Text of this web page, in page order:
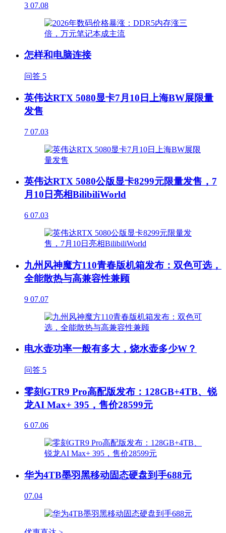
3 07.08
怎样和电脑连接
问答 5
英伟达RTX 5080显卡7月10日上海BW展限量
发售
7 07.03
英伟达RTX 5080公版显卡8299元限量发售，7
月10日亮相BilibiliWorld
6 07.03
九州风神魔方110青春版机箱发布：双色可选，
全能散热与高兼容性兼顾
9 07.07
电水壶功率一般有多大，烧水壶多少W？
问答 5
零刻GTR9 Pro高配版发布：128GB+4TB、锐
龙AI Max+ 395，售价28599元
6 07.06
华为4TB墨羽黑移动固态硬盘到手688元
07.04